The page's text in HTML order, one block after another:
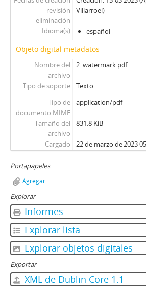
revisión
eliminación
Villarroel)
Idioma(s) español
Objeto digital metadatos
Nombre del
archivo
2_watermark.pdf
Tipo de soporte
Texto
Tipo de
documento MIME
application/pdf
Tamaño del
archivo
831.8 KiB
Cargado 22 de marzo de 2023
Portapapeles
Agregar
Explorar
Informes
Explorar lista
Explorar objetos digitales
Exportar
XML de Dublin Core 1.1